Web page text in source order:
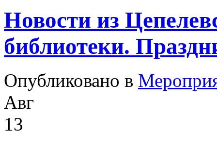
Новости из
библиотеки.
Опубликовано в
Авг
13